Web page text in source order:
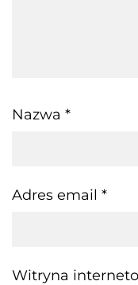
Nazwa *
Adres email *
Witryna